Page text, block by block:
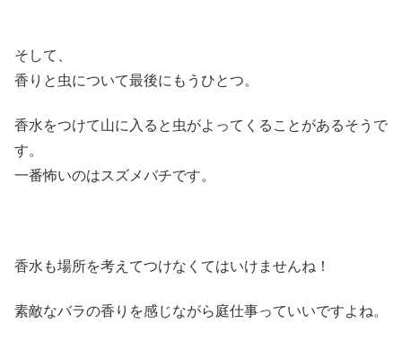
そして、
香りと虫について最後にもうひとつ。
香水をつけて山に入ると虫がよってくることがあるそうで
す。
一番怖いのはスズメバチです。
香水も場所を考えてつけなくてはいけませんね！
素敵なバラの香りを感じながら庭仕事っていいですよね。